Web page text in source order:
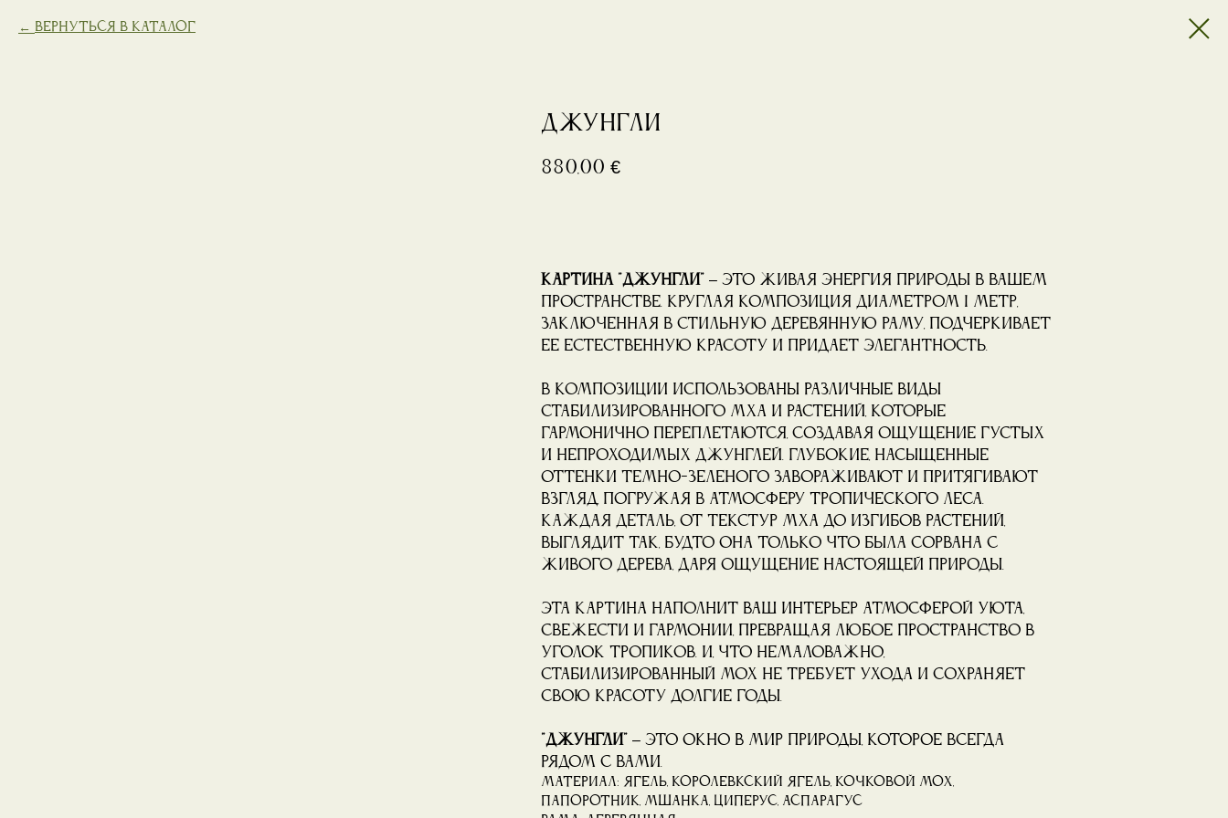
Вернуться в каталог
Джунгли
880,00 €
Картина "Джунгли"
– это живая энергия природы в вашем
пространстве. Круглая композиция диаметром 1 метр,
заключенная в стильную деревянную раму, подчеркивает
ее естественную красоту и придает элегантность.
В композиции использованы различные виды
стабилизированного мха и растений, которые
гармонично переплетаются, создавая ощущение густых
и непроходимых джунглей. Глубокие, насыщенные
оттенки темно-зеленого завораживают и притягивают
взгляд, погружая в атмосферу тропического леса.
Каждая деталь, от текстур мха до изгибов растений,
выглядит так, будто она только что была сорвана с
живого дерева, даря ощущение настоящей природы.
Эта картина наполнит ваш интерьер атмосферой уюта,
свежести и гармонии, превращая любое пространство в
уголок тропиков. И, что немаловажно,
стабилизированный мох не требует ухода и сохраняет
свою красоту долгие годы.
"Джунгли"
– это окно в мир природы, которое всегда
рядом с вами.
Материал: ягель, королевкский ягель, кочковой мох,
папоротник, мшанка, циперус, аспарагус